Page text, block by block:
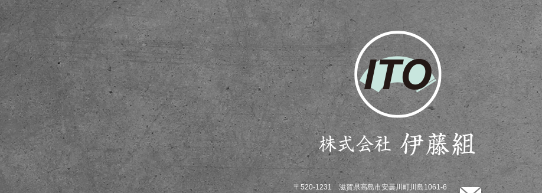
〒520-1231 滋賀県高島市安曇川町川島1061-6